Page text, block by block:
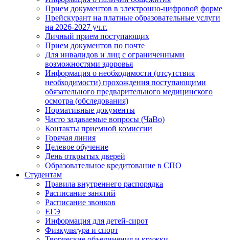
Прием документов в электронно-цифровой форме
Прейскурант на платные образовательные услуги
на 2026-2027 уч.г.
Личный прием поступающих
Прием документов по почте
Для инвалидов и лиц с ограниченными
возможностями здоровья
Информация о необходимости (отсутствия
необходимости) прохождения поступающими
обязательного предварительного медицинского
осмотра (обследования)
Нормативные документы
Часто задаваемые вопросы (ЧаВо)
Контакты приемной комиссии
Горячая линия
Целевое обучение
День открытых дверей
Образовательное кредитование в СПО
Студентам
Правила внутреннего распорядка
Расписание занятий
Расписание звонков
ЕГЭ
Информация для детей-сирот
Физкультура и спорт